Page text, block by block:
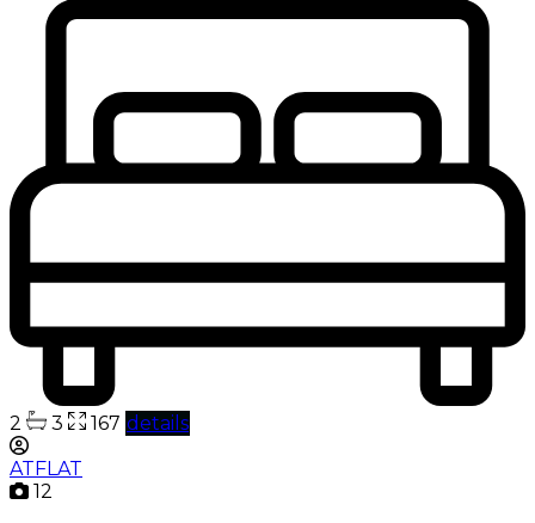
2 3 167 details
ATFLAT
12